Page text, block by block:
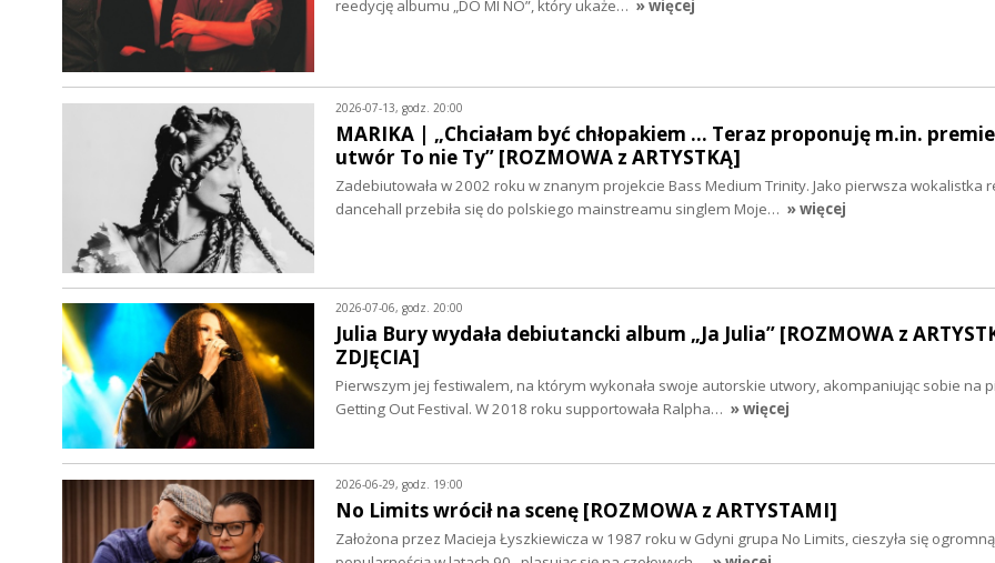
reedycję albumu „DO MI NO”, który ukaże… » więcej
2026-07-13, godz. 20:00
MARIKA | „Chciałam być chłopakiem ... Teraz proponuję m.in.
utwór To nie Ty” [ROZMOWA z ARTYSTKĄ]
Zadebiutowała w 2002 roku w znanym projekcie Bass Medium Trinity. Jako pierwsza wokalistka
dancehall przebiła się do polskiego mainstreamu singlem Moje… » więcej
2026-07-06, godz. 20:00
Julia Bury wydała debiutancki album „Ja Julia” [ROZMOWA z
ZDJĘCIA]
Pierwszym jej festiwalem, na którym wykonała swoje autorskie utwory, akompaniując sobie na
Getting Out Festival. W 2018 roku supportowała Ralpha… » więcej
2026-06-29, godz. 19:00
No Limits wrócił na scenę [ROZMOWA z ARTYSTAMI]
Założona przez Macieja Łyszkiewicza w 1987 roku w Gdyni grupa No Limits, cieszyła się ogromną